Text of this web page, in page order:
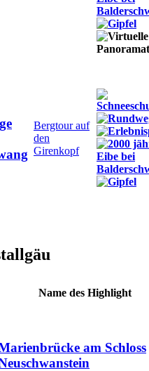
Bergtour auf
den
Girenkopf
Name des Highlight
am Schloss